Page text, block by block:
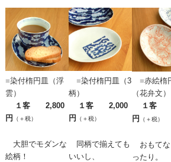
■染付楕円皿（浮
雲）
１客 2,800
円
（＋税）
大胆でモダンな
絵柄！
■染付楕円皿（3
柄）
１客 2,000
円
（＋税）
同柄で揃えても
いいし、
■赤絵楕
（花弁文）
１客
円
（＋税）
おもてな
ったり。